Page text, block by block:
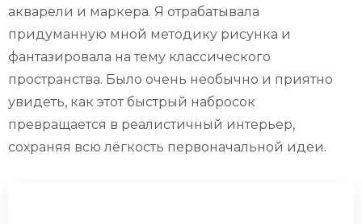
акварели и маркера. Я отрабатывала
придуманную мной методику рисунка и
фантазировала на тему классического
пространства. Было очень необычно и приятно
увидеть, как этот быстрый набросок
превращается в реалистичный интерьер,
сохраняя всю лёгкость первоначальной идеи.